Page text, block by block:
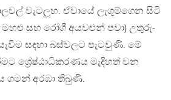
වැටලූහ. ඒවායේ ලැගුම්ගෙන සිටි
මහළු සහ රෝගී අයවළුන් පවා) උතුරු-
සඳහා බස්වලට පැටවුණි. මේ
ශ්‍රේෂ්ඨාධිකරණය මැදිහත් වන
ගමන් අරඹා තිබුණි.